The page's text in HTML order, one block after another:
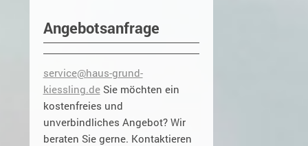
Angebotsanfrage
service@haus-grund-
kiessling.deSie möchten ein
kostenfreies und
unverbindliches Angebot? Wir
beraten Sie gerne. Kontaktieren